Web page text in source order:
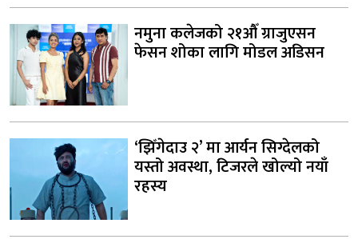
नमुना कलेजको २१औँ ग्राजुएसन
फेसन शोका लागि मोडल अडिसन
‘झिँगेदाउ २’ मा आर्यन सिग्देलको
यस्तो अवस्था, टिजरले खोल्यो नयाँ
रहस्य